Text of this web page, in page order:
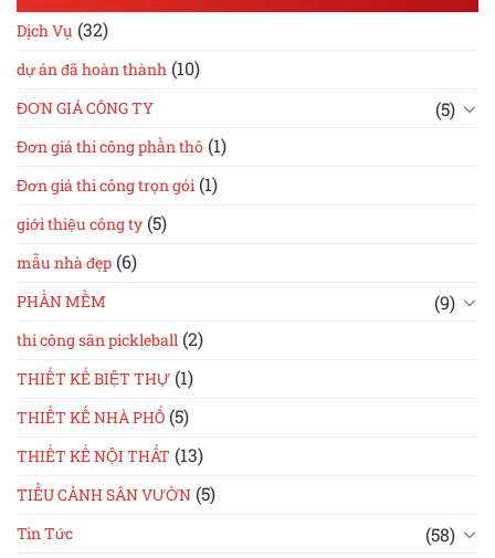
Dịch Vụ (32)
dự án đã hoàn thành (10)
ĐƠN GIÁ CÔNG TY (5)
Đơn giá thi công phần thô (1)
Đơn giá thi công trọn gói (1)
giới thiệu công ty (5)
mẫu nhà đẹp (6)
PHẦN MỀM (9)
thi công sân pickleball (2)
THIẾT KẾ BIỆT THỰ (1)
THIẾT KẾ NHÀ PHỐ (5)
THIẾT KẾ NỘI THẤT (13)
TIỂU CẢNH SÂN VƯỜN (5)
Tin Tức (58)